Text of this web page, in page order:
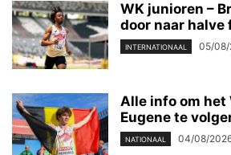
WK junioren –
door naar halve
INTERNATIONAAL 05/08/
Alle info om het
Eugene te
NATIONAAL 04/08/